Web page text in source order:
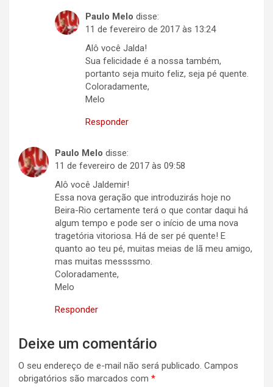
Paulo Melo disse:
11 de fevereiro de 2017 às 13:24
Alô você Jalda!
Sua felicidade é a nossa também,
portanto seja muito feliz, seja pé quente.
Coloradamente,
Melo
Responder
Paulo Melo disse:
11 de fevereiro de 2017 às 09:58
Alô você Jaldemir!
Essa nova geração que introduzirás hoje no
Beira-Rio certamente terá o que contar daqui há
algum tempo e pode ser o início de uma nova
tragetória vitoriosa. Há de ser pé quente! E
quanto ao teu pé, muitas meias de lã meu amigo,
mas muitas messssmo.
Coloradamente,
Melo
Responder
Deixe um comentário
O seu endereço de e-mail não será publicado. Campos
obrigatórios são marcados com *